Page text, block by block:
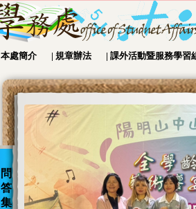
本處簡介 | 規章辦法 | 課外活動暨服務學習
問
答
集